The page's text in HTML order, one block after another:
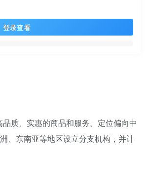
登录查看
质、实惠的商品和服务。定位偏向中
、东南亚等地区设立分支机构，并计